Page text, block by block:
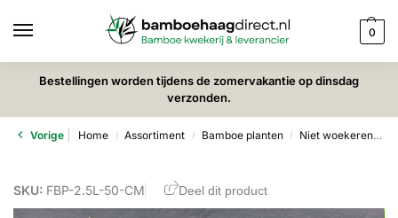
0
Bestellingen worden tijdens de zomervakantie op dinsdag
verzonden.
Vorige Home / Assortiment / Bamboe planten / Niet woekerende bamboe
SKU: FBP-2.5L-50-CM Deel dit product